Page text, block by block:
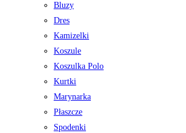
Bluzy
Dres
Kamizelki
Koszule
Koszulka Polo
Kurtki
Marynarka
Płaszcze
Spodenki